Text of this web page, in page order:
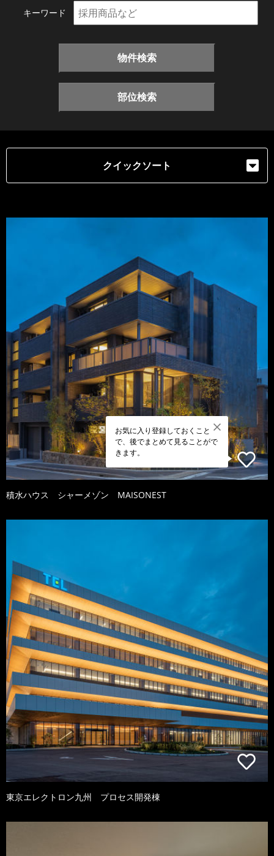
キーワード
物件検索
部位検索
クイックソート
お気に入り登録しておくこと
で、後でまとめて見ることがで
きます。
積水ハウス シャーメゾン MAISONEST
東京エレクトロン九州 プロセス開発棟